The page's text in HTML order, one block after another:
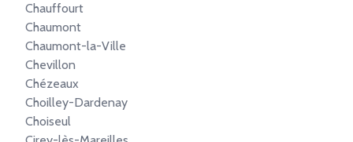
Chauffourt
Chaumont
Chaumont-la-Ville
Chevillon
Chézeaux
Choilley-Dardenay
Choiseul